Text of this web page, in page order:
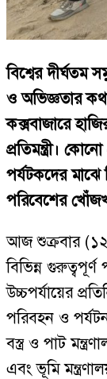
বিশ্বের
ও অভিজ্ঞতার
কক্সবাজারে
প্রতিমন্ত্রী।
পর্যটকদের মাঝে
পরিবেশের
আজ শুক্রবার (১২
বিভিন্ন
উচ্চপর্যায়ের
পরিবহন ও পর্যটন
বস্ত্র ও পাট
এবং ভূমি